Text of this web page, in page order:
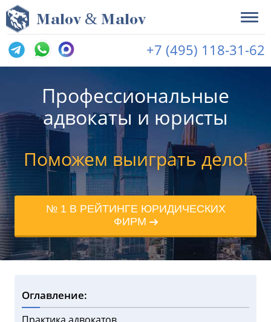
Malov & Malov
+7 (495) 118-31-62
Профессиональные
адвокаты и юристы
Поможем выиграть дело!
№ 1 В РЕЙТИНГЕ ЮРИДИЧЕСКИХ
ФИРМ
Оглавление: